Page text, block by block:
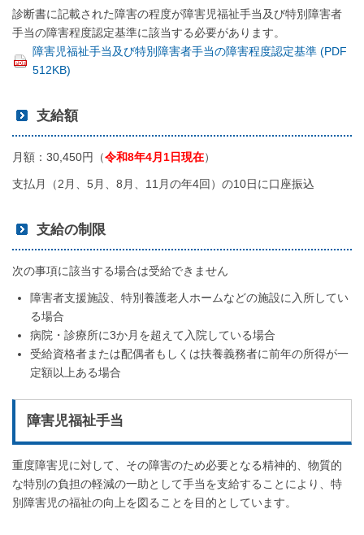
診断書に記載された障害の程度が障害児福祉手当及び特別障害者
手当の障害程度認定基準に該当する必要があります。
障害児福祉手当及び特別障害者手当の障害程度認定基準 (PDF
512KB)
支給額
月額：30,450円（令和8年4月1日現在）
支払月（2月、5月、8月、11月の年4回）の10日に口座振込
支給の制限
次の事項に該当する場合は受給できません
障害者支援施設、特別養護老人ホームなどの施設に入所してい
る場合
病院・診療所に3か月を超えて入院している場合
受給資格者または配偶者もしくは扶養義務者に前年の所得が一
定額以上ある場合
障害児福祉手当
重度障害児に対して、その障害のため必要となる精神的、物質的
な特別の負担の軽減の一助として手当を支給することにより、特
別障害児の福祉の向上を図ることを目的としています。